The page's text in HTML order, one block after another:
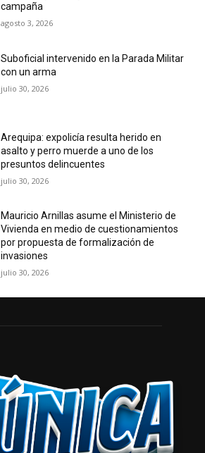
campaña
agosto 3, 2026
Suboficial intervenido en la Parada Militar
con un arma
julio 30, 2026
Arequipa: expolicía resulta herido en
asalto y perro muerde a uno de los
presuntos delincuentes
julio 30, 2026
Mauricio Arnillas asume el Ministerio de
Vivienda en medio de cuestionamientos
por propuesta de formalización de
invasiones
julio 30, 2026